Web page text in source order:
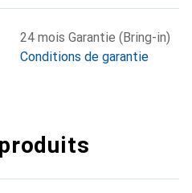
24 mois Garantie (Bring-in)
Conditions de garantie